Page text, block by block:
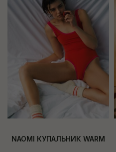
NAOMI КУПАЛЬНИК WARM